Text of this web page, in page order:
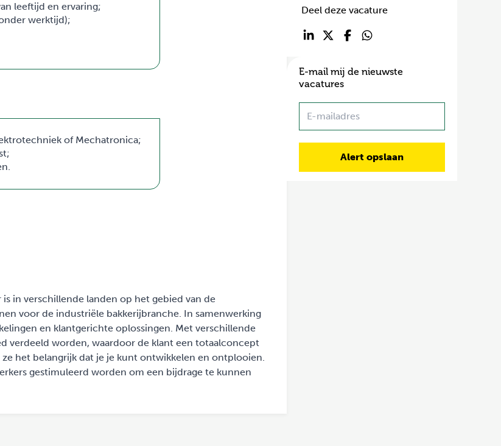
leeftijd en ervaring;
werktijd);
of Mechatronica;
in verschillende landen op het gebied van de
voor de industriële bakkerijbranche. In samenwerking
en klantgerichte oplossingen. Met verschillende
verdeeld worden, waardoor de klant een totaalconcept
het belangrijk dat je je kunt ontwikkelen en ontplooien.
gestimuleerd worden om een bijdrage te kunnen
Deel deze vacature
E-mail mij de nieuwste
vacatures